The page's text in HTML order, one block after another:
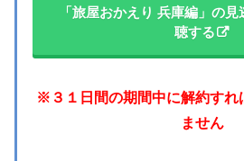
「旅屋おかえり 兵庫編」の
聴する
※３１日間の期間中に解約すれ
ません